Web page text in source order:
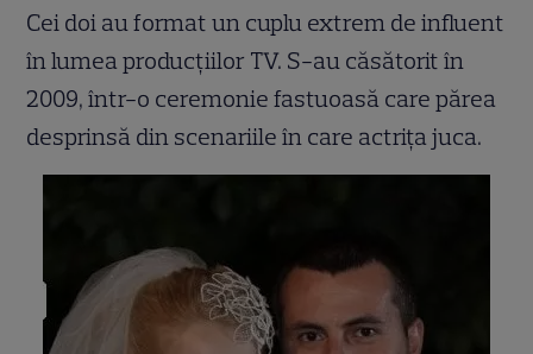
Cei doi au format un cuplu extrem de influent
în lumea producțiilor TV. S-au căsătorit în
2009, într-o ceremonie fastuoasă care părea
desprinsă din scenariile în care actrița juca.